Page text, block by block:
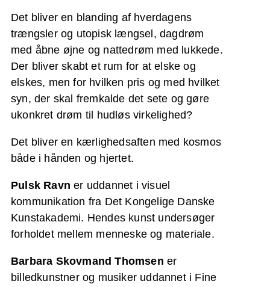
Det bliver en blanding af hverdagens
trængsler og utopisk længsel, dagdrøm
med åbne øjne og nattedrøm med lukkede.
Der bliver skabt et rum for at elske og
elskes, men for hvilken pris og med hvilket
syn, der skal fremkalde det sete og gøre
ukonkret drøm til hudløs virkelighed?
Det bliver en kærlighedsaften med kosmos
både i hånden og hjertet.
Pulsk Ravn er uddannet i visuel
kommunikation fra Det Kongelige Danske
Kunstakademi. Hendes kunst undersøger
forholdet mellem menneske og materiale.
Barbara Skovmand Thomsen er
billedkunstner og musiker uddannet i Fine